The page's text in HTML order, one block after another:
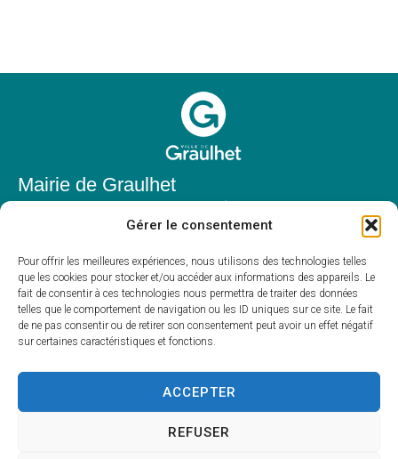
Gérer le consentement
Pour offrir les meilleures expériences, nous utilisons des technologies telles
que les cookies pour stocker et/ou accéder aux informations des appareils. Le
fait de consentir à ces technologies nous permettra de traiter des données
telles que le comportement de navigation ou les ID uniques sur ce site. Le fait
de ne pas consentir ou de retirer son consentement peut avoir un effet négatif
sur certaines caractéristiques et fonctions.
ACCEPTER
REFUSER
Mairie de Graulhet
81300 Graulhet
05 63 42 85 50
mairie@mairie-graulhet.fr
Horaires d'ouverture
Du lundi au vendredi :